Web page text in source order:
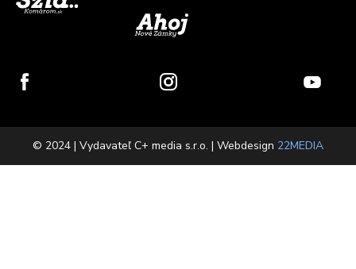
© 2024 | Vydavateľ C+ media s.r.o. | Webdesign 22MEDIA